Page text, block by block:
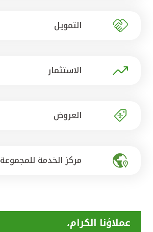
مصر
التمويل
الاستثمار
العروض
مركز الخدمة للمجموعة
عملاؤنا الكرام،